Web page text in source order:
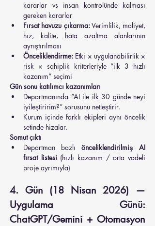
kararlar vs insan kontrolünde kalması
gereken kararlar
Fırsat havuzu çıkarma: Verimlilik, maliyet,
hız, kalite, hata azaltma alanlarının
ayrıştırılması
Önceliklendirme: Etki × uygulanabilirlik ×
risk × sahiplik kriterleriyle “ilk 3 hızlı
kazanım” seçimi
Gün sonu katılımcı kazanımları
Departmanında “AI ile ilk 30 günde neyi
iyileştiririm?” sorusunu netleştirir.
Kurum içinde farklı ekipleri aynı öncelik
setinde hizalar.
Somut çıktı
Departman bazlı önceliklendirilmiş AI
fırsat listesi (hızlı kazanım / orta vadeli
proje ayrımıyla)
4. Gün (18 Nisan 2026) —
Uygulama Günü:
ChatGPT/Gemini + Otomasyon